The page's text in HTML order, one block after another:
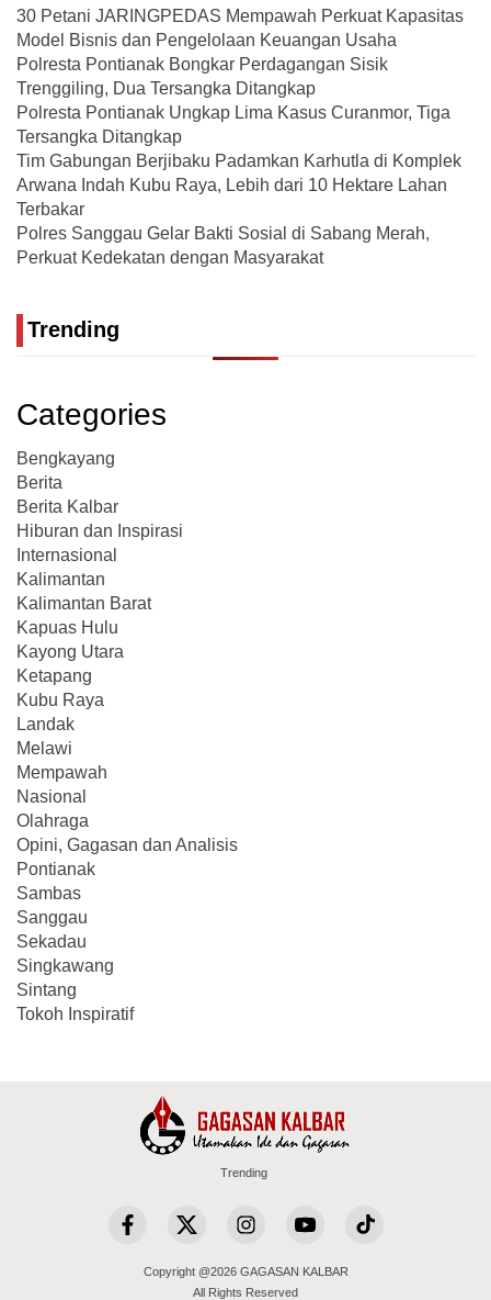
30 Petani JARINGPEDAS Mempawah Perkuat Kapasitas
Model Bisnis dan Pengelolaan Keuangan Usaha
Polresta Pontianak Bongkar Perdagangan Sisik
Trenggiling, Dua Tersangka Ditangkap
Polresta Pontianak Ungkap Lima Kasus Curanmor, Tiga
Tersangka Ditangkap
Tim Gabungan Berjibaku Padamkan Karhutla di Komplek
Arwana Indah Kubu Raya, Lebih dari 10 Hektare Lahan
Terbakar
Polres Sanggau Gelar Bakti Sosial di Sabang Merah,
Perkuat Kedekatan dengan Masyarakat
Trending
Categories
Bengkayang
Berita
Berita Kalbar
Hiburan dan Inspirasi
Internasional
Kalimantan
Kalimantan Barat
Kapuas Hulu
Kayong Utara
Ketapang
Kubu Raya
Landak
Melawi
Mempawah
Nasional
Olahraga
Opini, Gagasan dan Analisis
Pontianak
Sambas
Sanggau
Sekadau
Singkawang
Sintang
Tokoh Inspiratif
Trending
Copyright @2026 GAGASAN KALBAR
All Rights Reserved